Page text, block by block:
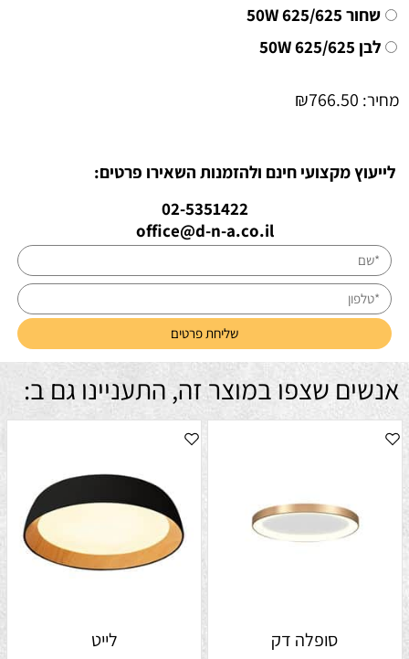
שחור 625/625 50W
לבן 625/625 50W
מחיר: ₪766.50
לייעוץ מקצועי חינם ולהזמנות השאירו פרטים:
02-5351422
office@d-n-a.co.il
אנשים שצפו במוצר זה, התעניינו גם ב:
סופלה דק לייט